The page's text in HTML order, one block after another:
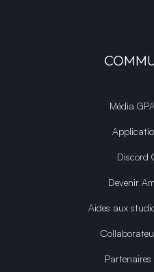
Média
Discord
Devenir
Aides aux